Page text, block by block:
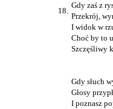
18.
Gdy zaś z
Przekrój,
I widok w
Choć by to
Szczęśliwy
Gdy słuch
Głosy
I poznasz